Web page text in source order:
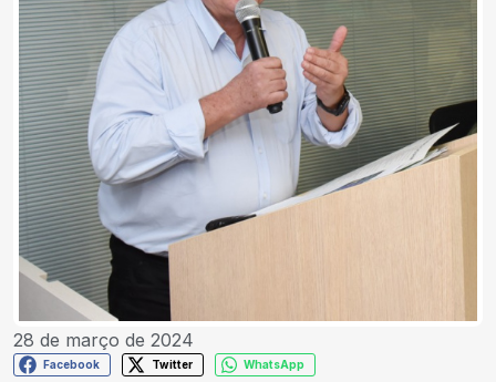
28 de março de 2024
Facebook Twitter WhatsApp